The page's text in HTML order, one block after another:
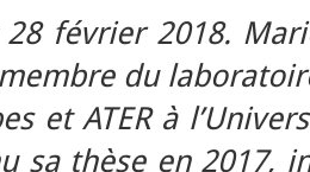
février 2018.
du
et ATER à
sa thèse en 2017,